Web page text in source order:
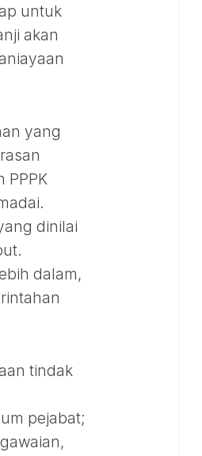
untuk
akan
yang
PPPK
dinilai
dalam,
tindak
pejabat;